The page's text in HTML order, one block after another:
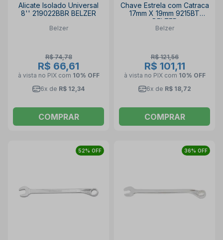
Alicate Isolado Universal
8'' 219022BBR BELZER
Belzer
R$ 74,78
R$ 66,61
à vista no PIX com 10% OFF
6x de R$ 12,34
COMPRAR
Chave Estrela com Catraca
17mm X 19mm 9215BT
BELZER
Belzer
R$ 121,56
R$ 101,11
à vista no PIX com 10% OFF
6x de R$ 18,72
COMPRAR
52% OFF 36% OFF